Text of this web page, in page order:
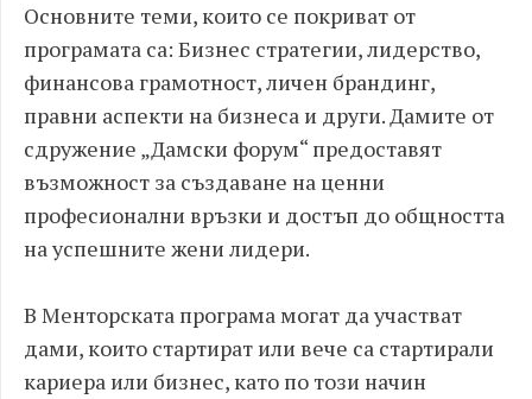
Основните теми, които се покриват от
програмата са: Бизнес стратегии, лидерство,
финансова грамотност, личен брандинг,
правни аспекти на бизнеса и други. Дамите от
сдружение „Дамски форум“ предоставят
възможност за създаване на ценни
професионални връзки и достъп до общността
на успешните жени лидери.
В Менторската програма могат да участват
дами, които стартират или вече са стартирали
кариера или бизнес, като по този начин